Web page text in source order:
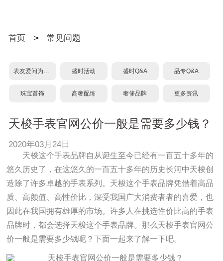
首页 > 常见问题
表友爱问为什么？ 盛时活动 盛时Q&A 品专Q&A
珠宝首饰 高奢配饰 奢侈品牌 更多资讯
天梭手表官网公价一般是需要多少钱？
2020年03月24日
天梭这个手表品牌自从诞生至今已经有一百五十多年的
悠久历史了，在这悠久的一百五十多年的历史长河中天梭创
造除了许多卓越的手表系列。天梭这个手表品牌凭借着高品
质、高颜值、高性价比，深受我国广大消费者者的喜爱，也
因此在我国拥有雄厚的市场。许多人在挑选性价比高的手表
品牌时，都会选择天梭这个手表品牌。那么天梭手表官网公
价一般是需要多少钱呢？下面一起来了解一下吧。